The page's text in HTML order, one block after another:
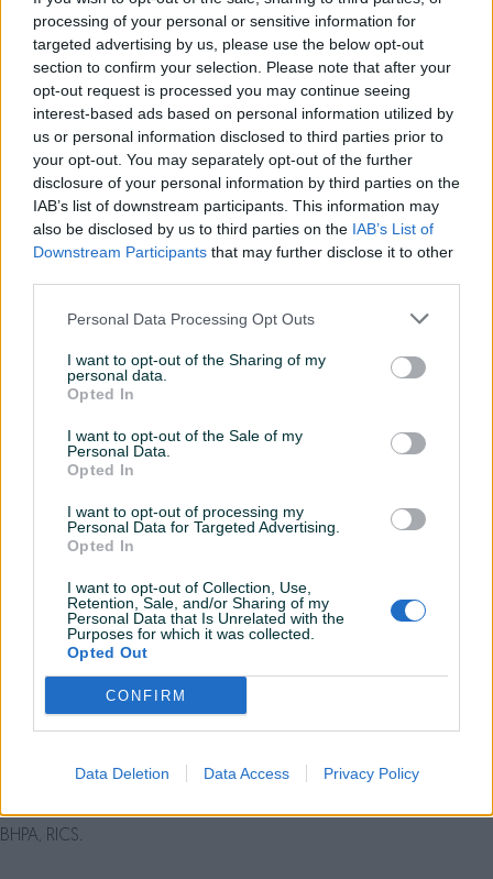
processing of your personal or sensitive information for
targeted advertising by us, please use the below opt-out
section to confirm your selection. Please note that after your
opt-out request is processed you may continue seeing
interest-based ads based on personal information utilized by
us or personal information disclosed to third parties prior to
your opt-out. You may separately opt-out of the further
disclosure of your personal information by third parties on the
IAB’s list of downstream participants. This information may
also be disclosed by us to third parties on the IAB’s List of
Downstream Participants that may further disclose it to other
Personal Data Processing Opt Outs
I want to opt-out of the Sharing of my
personal data.
Opted In
I want to opt-out of the Sale of my
Personal Data.
Opted In
I want to opt-out of processing my
Personal Data for Targeted Advertising.
Opted In
I want to opt-out of Collection, Use,
Retention, Sale, and/or Sharing of my
Personal Data that Is Unrelated with the
Purposes for which it was collected.
Opted Out
CONFIRM
Data Deletion Data Access Privacy Policy
KVALITET, PROFESIONALNOST, SIGURNOST I EFIKASNOST
Naši rezultati:
- Najbrojniji prodajni tim sa preko 15 aktivnih agenata u BiH i
inostranstvu
- Najviše posredovanih nekretnina u BiH - već treću godinu za
redom
- Provjereni sistem “jedan agent – jedna nekretnina” pri čemu
realizacije prodaje
projektima NOVOGRADNJE
- Ugovori o finansiranju kupaca sa vodećim bankama
- Za Vašu sigurnost - izdajemo fiskalni račun za svaku naplaćenu
- Članstvo u lokalnim i globalnim stručnim organizacijama: UPN,
BHPA, RICS.